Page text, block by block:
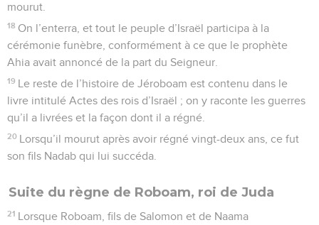
mourut.
18 On l’enterra, et tout le peuple d’Israël participa à la
cérémonie funèbre, conformément à ce que le prophète
Ahia avait annoncé de la part du Seigneur.
19 Le reste de l’histoire de Jéroboam est contenu dans le
livre intitulé Actes des rois d’Israël ; on y raconte les guerres
qu’il a livrées et la façon dont il a régné.
20 Lorsqu’il mourut après avoir régné vingt-deux ans, ce fut
son fils Nadab qui lui succéda.
Suite du règne de Roboam, roi de Juda
21 Lorsque Roboam, fils de Salomon et de Naama